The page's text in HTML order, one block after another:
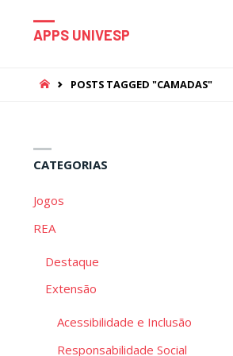
APPS UNIVESP
HOMEPOSTS TAGGED "CAMADAS"
CATEGORIAS
Jogos
REA
Destaque
Extensão
Acessibilidade e Inclusão
Responsabilidade Social